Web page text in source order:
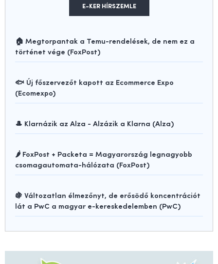
E-KER HÍRSZEMLE
🏠 Megtorpantak a Temu-rendelések, de nem ez a
történet vége (FoxPost)
🐟 Új főszervezőt kapott az Ecommerce Expo
(Ecomexpo)
🎩 Klarnázik az Alza - Alzázik a Klarna (Alza)
🌶️ FoxPost + Packeta = Magyarország legnagyobb
csomagautomata-hálózata (FoxPost)
🍇 Változatlan élmezőnyt, de erősödő koncentrációt
lát a PwC a magyar e-kereskedelemben (PwC)